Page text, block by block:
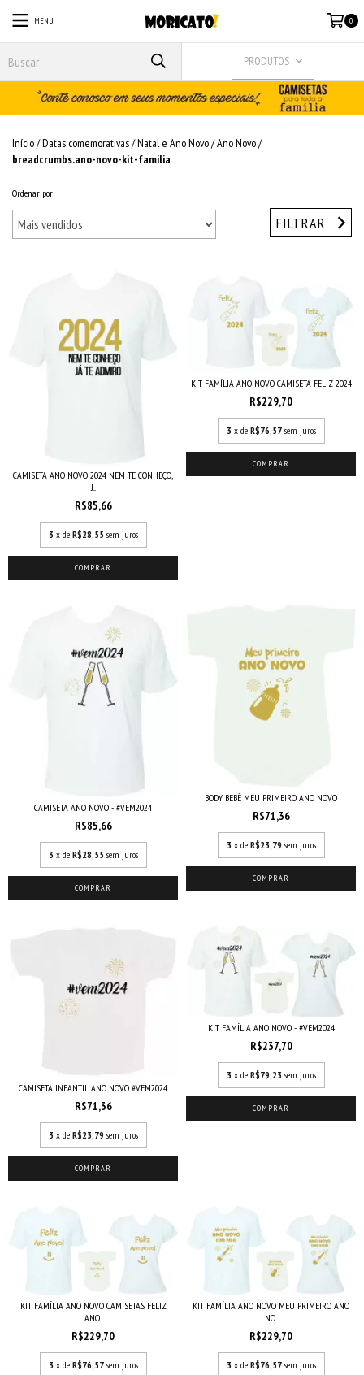
MENU 0
PRODUTOS
Início/Datas comemorativas/Natal e Ano Novo/Ano Novo/
breadcrumbs.ano-novo-kit-familia
Ordenar por
FILTRAR
CAMISETA ANO NOVO 2024 NEM TE CONHEÇO,
J...
R$85,66
3 x de R$28,55 sem juros
COMPRAR
KIT FAMÍLIA ANO NOVO CAMISETA FELIZ 2024
R$229,70
3 x de R$76,57 sem juros
COMPRAR
CAMISETA ANO NOVO - #VEM2024
R$85,66
3 x de R$28,55 sem juros
COMPRAR
BODY BEBÊ MEU PRIMEIRO ANO NOVO
R$71,36
3 x de R$23,79 sem juros
COMPRAR
CAMISETA INFANTIL ANO NOVO #VEM2024
R$71,36
3 x de R$23,79 sem juros
COMPRAR
KIT FAMÍLIA ANO NOVO - #VEM2024
R$237,70
3 x de R$79,23 sem juros
COMPRAR
KIT FAMÍLIA ANO NOVO CAMISETAS FELIZ
ANO...
R$229,70
3 x de R$76,57 sem juros
KIT FAMÍLIA ANO NOVO MEU PRIMEIRO ANO
NO...
R$229,70
3 x de R$76,57 sem juros